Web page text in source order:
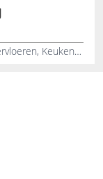
Tarrazzo, Granito, Aanrechtbladen, Badkamervloeren, Keukenvloeren